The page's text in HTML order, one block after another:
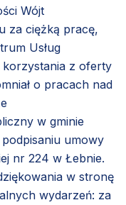
Wójt
za ciężką pracę,
Usług
korzystania z oferty
o pracach nad
w gminie
umowy
nr 224 w Łebnie.
w stronę
wydarzeń: za